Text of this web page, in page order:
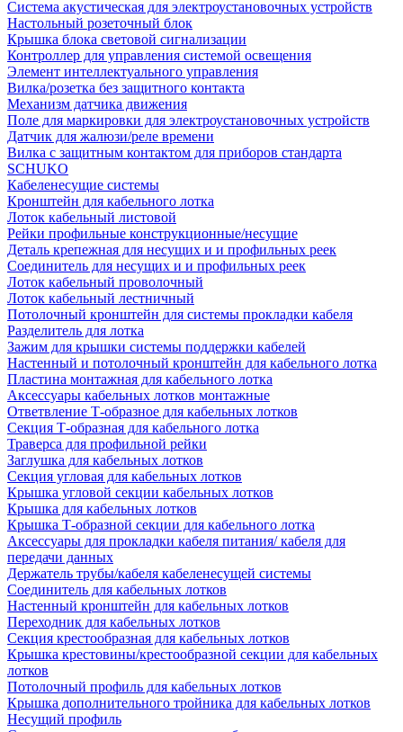
Система акустическая для электроустановочных устройств
Настольный розеточный блок
Крышка блока световой сигнализации
Контроллер для управления системой освещения
Элемент интеллектуального управления
Вилка/розетка без защитного контакта
Механизм датчика движения
Поле для маркировки для электроустановочных устройств
Датчик для жалюзи/реле времени
Вилка с защитным контактом для приборов стандарта
SCHUKO
Кабеленесущие системы
Кронштейн для кабельного лотка
Лоток кабельный листовой
Рейки профильные конструкционные/несущие
Деталь крепежная для несущих и и профильных реек
Соединитель для несущих и и профильных реек
Лоток кабельный проволочный
Лоток кабельный лестничный
Потолочный кронштейн для системы прокладки кабеля
Разделитель для лотка
Зажим для крышки системы поддержки кабелей
Настенный и потолочный кронштейн для кабельного лотка
Пластина монтажная для кабельного лотка
Аксессуары кабельных лотков монтажные
Ответвление Т-образное для кабельных лотков
Секция Т-образная для кабельного лотка
Траверса для профильной рейки
Заглушка для кабельных лотков
Секция угловая для кабельных лотков
Крышка угловой секции кабельных лотков
Крышка для кабельных лотков
Крышка Т-образной секции для кабельного лотка
Аксессуары для прокладки кабеля питания/ кабеля для
передачи данных
Держатель трубы/кабеля кабеленесущей системы
Соединитель для кабельных лотков
Настенный кронштейн для кабельных лотков
Переходник для кабельных лотков
Секция крестообразная для кабельных лотков
Крышка крестовины/крестообразной секции для кабельных
лотков
Потолочный профиль для кабельных лотков
Крышка дополнительного тройника для кабельных лотков
Несущий профиль